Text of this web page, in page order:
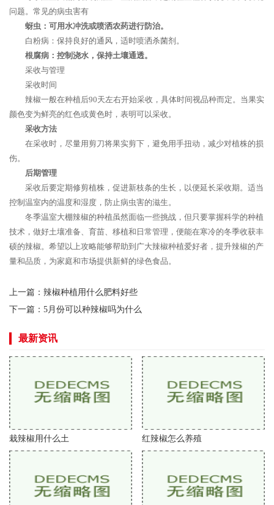
问题。常见的病虫害有
蚜虫：可用水冲洗或喷洒农药进行防治。
白粉病：保持良好的通风，适时喷洒杀菌剂。
根腐病：控制浇水，保持土壤通透。
采收与管理
采收时间
辣椒一般在种植后90天左右开始采收，具体时间视品种而定。当果实
颜色变为鲜亮的红色或黄色时，表明可以采收。
采收方法
在采收时，尽量用剪刀将果实剪下，避免用手扭动，减少对植株的损
伤。
后期管理
采收后要定期修剪植株，促进新枝条的生长，以便延长采收期。适当
控制温室内的温度和湿度，防止病虫害的滋生。
冬季温室大棚辣椒的种植虽然面临一些挑战，但只要掌握科学的种植
技术，做好土壤准备、育苗、移植和日常管理，便能在寒冷的冬季收获丰
硕的辣椒。希望以上攻略能够帮助到广大辣椒种植爱好者，提升辣椒的产
量和品质，为家庭和市场提供新鲜的绿色食品。
上一篇： 辣椒种植用什么肥料好些
下一篇： 5月份可以种辣椒吗为什么
最新资讯
栽辣椒用什么土 红辣椒怎么养殖